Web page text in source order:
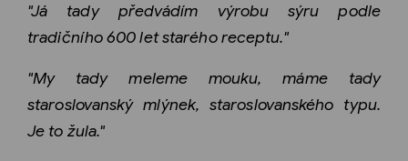
"Já tady předvádím výrobu sýru podle
tradičního 600 let starého receptu."
"My tady meleme mouku, máme tady
staroslovanský mlýnek, staroslovanského typu.
Je to žula."